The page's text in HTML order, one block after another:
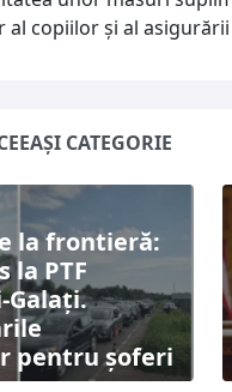
copiilor și al asigurării
DIN ACEEAȘI CATEGORIE
la frontieră:
la PTF
Galați.
pentru șoferi